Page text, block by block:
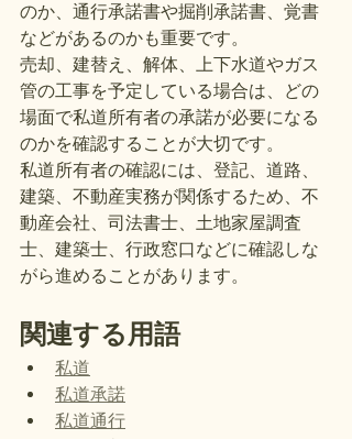
のか、通行承諾書や掘削承諾書、覚書
などがあるのかも重要です。
売却、建替え、解体、上下水道やガス
管の工事を予定している場合は、どの
場面で私道所有者の承諾が必要になる
のかを確認することが大切です。
私道所有者の確認には、登記、道路、
建築、不動産実務が関係するため、不
動産会社、司法書士、土地家屋調査
士、建築士、行政窓口などに確認しな
がら進めることがあります。
関連する用語
私道
私道承諾
私道通行